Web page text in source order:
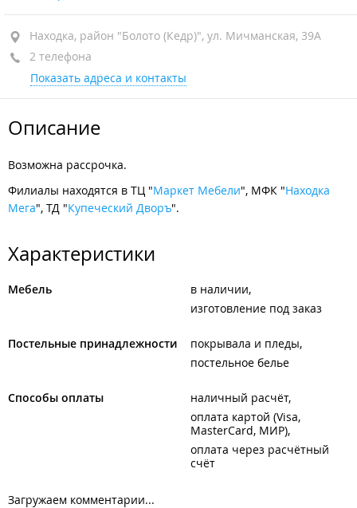
Находка, район "Болото (Кедр)", ул. Мичманская, 39А
2 телефона
Показать адреса и контакты
Описание
Возможна рассрочка.
Филиалы находятся в ТЦ "Маркет Мебели", МФК "Находка
Мега", ТД "Купеческий Дворъ".
Характеристики
Мебель
в наличии
изготовление под заказ
Постельные принадлежности
покрывала и пледы
постельное белье
Способы оплаты
наличный расчёт
оплата картой (Visa,
MasterCard, МИР)
оплата через расчётный
счёт
Загружаем комментарии...